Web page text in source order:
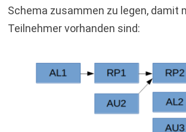
Schema zusammen zu legen, damit
Teilnehmer vorhanden sind: